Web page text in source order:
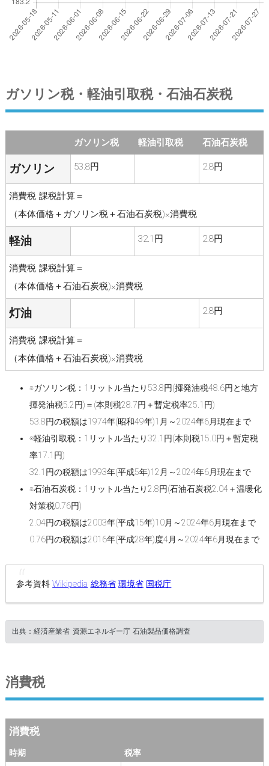
ガソリン税・軽油引取税・石油石炭税
ガソリン税 軽油引取税 石油石炭税
ガソリン 53.8円 2.8円
消費税 課税計算＝
（本体価格＋ガソリン税＋石油石炭税)×消費税
軽油 32.1円 2.8円
消費税 課税計算＝
（本体価格＋石油石炭税)×消費税
灯油 2.8円
消費税 課税計算＝
（本体価格＋石油石炭税)×消費税
※ガソリン税：1リットル当たり53.8円(揮発油税48.6円と地方
揮発油税5.2円)＝(本則税28.7円＋暫定税率25.1円)
53.8円の税額は1974年(昭和49年)1月～2024年6月現在まで
※軽油引取税：1リットル当たり32.1円(本則税15.0円＋暫定税
率17.1円)
32.1円の税額は1993年(平成5年)12月～2024年6月現在まで
※石油石炭税：1リットル当たり2.8円(石油石炭税2.04＋温暖化
対策税0.76円)
2.04円の税額は2003年(平成15年)10月～2024年6月現在まで
0.76円の税額は2016年(平成28年)度4月～2024年6月現在まで
参考資料Wikipedia 総務省 環境省 国税庁
出典：経済産業省 資源エネルギー庁 石油製品価格調査
消費税
消費税
時期
税率